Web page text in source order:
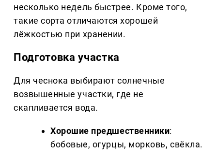
несколько недель быстрее. Кроме того,
такие сорта отличаются хорошей
лёжкостью при хранении.
Подготовка участка
Для чеснока выбирают солнечные
возвышенные участки, где не
скапливается вода.
Хорошие предшественники:
бобовые, огурцы, морковь, свёкла.